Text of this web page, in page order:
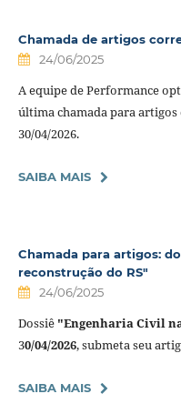
Chamada de artigos
24/06/2025
A equipe de Performance
última chamada para
30/04/2026.
SAIBA MAIS
Chamada para artigos:
reconstrução do RS"
24/06/2025
Dossiê "Engenharia Civil
30/04/2026, submeta seu
SAIBA MAIS